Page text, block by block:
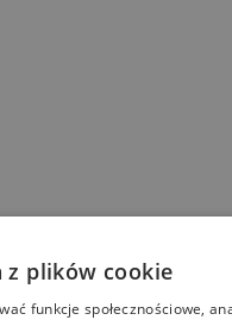
z plików cookie
funkcje społecznościowe,